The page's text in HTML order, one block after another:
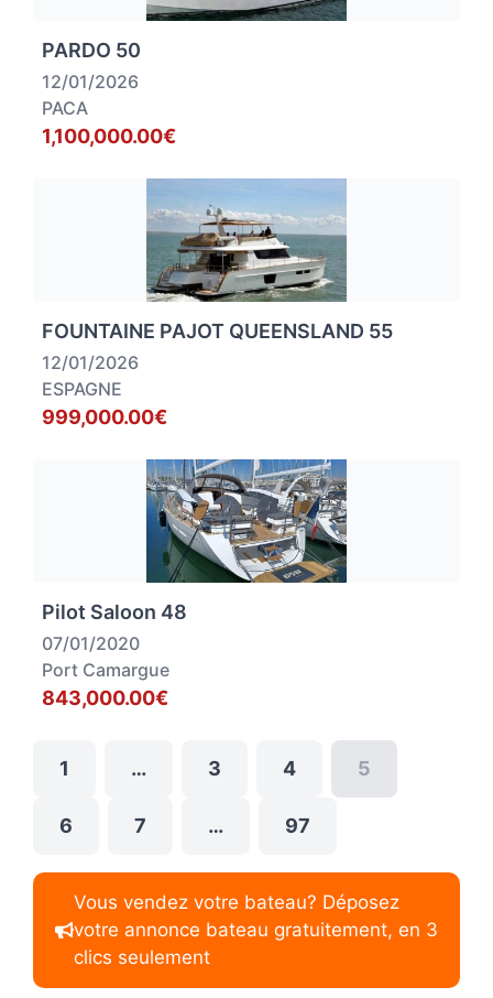
PARDO 50
12/01/2026
PACA
1,100,000.00€
FOUNTAINE PAJOT QUEENSLAND 55
12/01/2026
ESPAGNE
999,000.00€
Pilot Saloon 48
07/01/2020
Port Camargue
843,000.00€
1 … 3 4 5
6 7 … 97
Vous vendez votre bateau? Déposez
votre annonce bateau gratuitement, en 3
clics seulement